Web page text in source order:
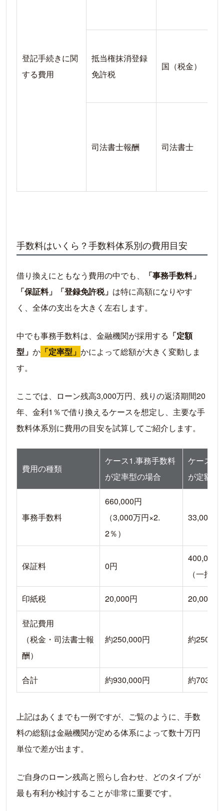
登記手続きに関
する費用
抵当権抹消登録
免許税
国（税金）
司法書士報酬 司法書士
手数料はいくら？手数料体系別の費用目安
借り換えにともなう費用の中でも、
「事務手数料」
「保証料」「登録免許税」 は特に高額になりやす
く、全体の支出を大きく左右します。
中でも事務手数料は、金融機関が採用する 「定額
型」 か 「定率型」 かによって総額が大きく変動しま
す。
ここでは、ローン残高3,000万円、残りの返済期間20
年、金利1％で借り換えるケースを想定し、主要な手
数料体系別に費用の目安を試算してご紹介します。
費用の種類
ケース1.事務手数料
が定率型の場合
ケース2.
が定額型
事務手数料
660,000円
（3,000万円×2.
2％）
33,000円
保証料 0円
400,000
（一括
印紙税 20,000円 20,000円
登記費用
（税金・司法書士報
酬）
約250,000円 約
合計 約930,000円 約
上記はあくまでも一例ですが、ご覧のように、手数
料の総額は金融機関が定める体系によって数十万円
単位で差が出ます。
ご自身のローン残高と照らし合わせ、どのタイプが
最も有利か検討することが非常に重要です。